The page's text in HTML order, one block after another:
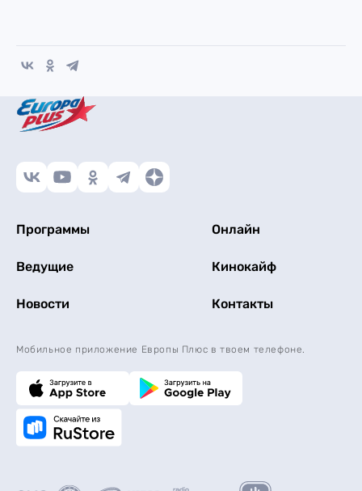
Программы Онлайн
Ведущие Кинокайф
Новости Контакты
Мобильное приложение Европы Плюс в твоем телефоне.